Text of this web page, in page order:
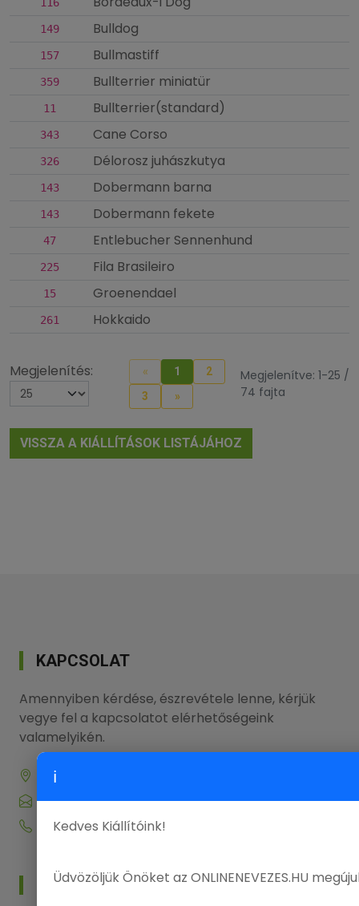
149 Bulldog
157 Bullmastiff
359 Bullterrier miniatür
11 Bullterrier(standard)
343 Cane Corso
326 Délorosz juhászkutya
143 Dobermann barna
143 Dobermann fekete
47 Entlebucher Sennenhund
225 Fila Brasileiro
15 Groenendael
261 Hokkaido
Megjelenítés: « 1
2
3
»
Megjelenítve: 1-25 /
74 fajta
VISSZA A KIÁLLÍTÁSOK LISTÁJÁHOZ
KAPCSOLAT
Amennyiben kérdése, észrevétele lenne, kérjük
vegye fel a kapcsolatot elérhetőségeink
valamelyikén.
9143 Enese, Dózsa György utca 29.
info@onlinenevezes.hu
+36 20 573 5726
MENÜ
ℹ
Kedves Kiállítóink!
Üdvözöljük Önöket az ONLINENEVEZES.HU